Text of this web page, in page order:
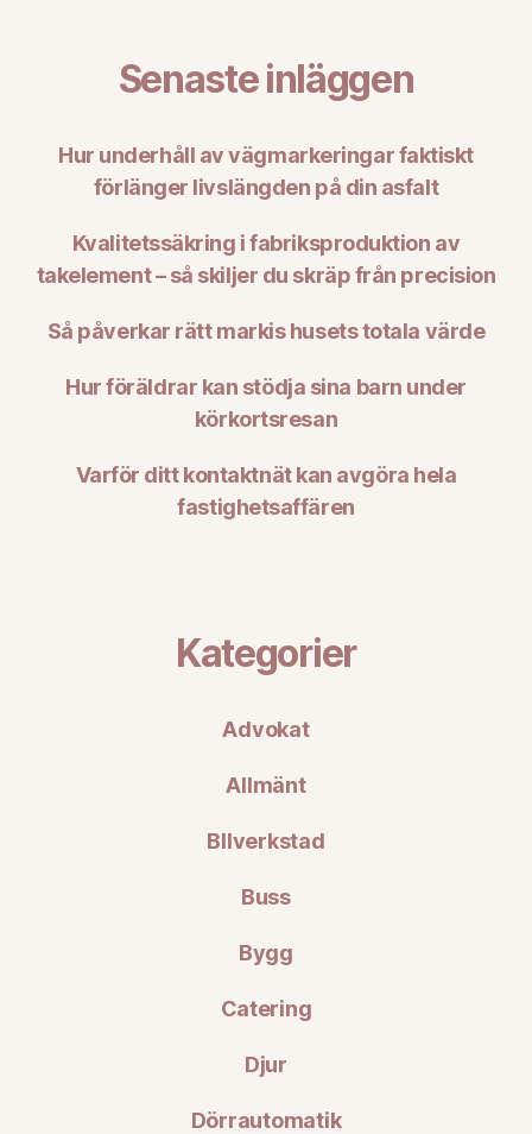
Senaste inläggen
Hur underhåll av vägmarkeringar faktiskt
förlänger livslängden på din asfalt
Kvalitetssäkring i fabriksproduktion av
takelement – så skiljer du skräp från precision
Så påverkar rätt markis husets totala värde
Hur föräldrar kan stödja sina barn under
körkortsresan
Varför ditt kontaktnät kan avgöra hela
fastighetsaffären
Kategorier
Advokat
Allmänt
BIlverkstad
Buss
Bygg
Catering
Djur
Dörrautomatik